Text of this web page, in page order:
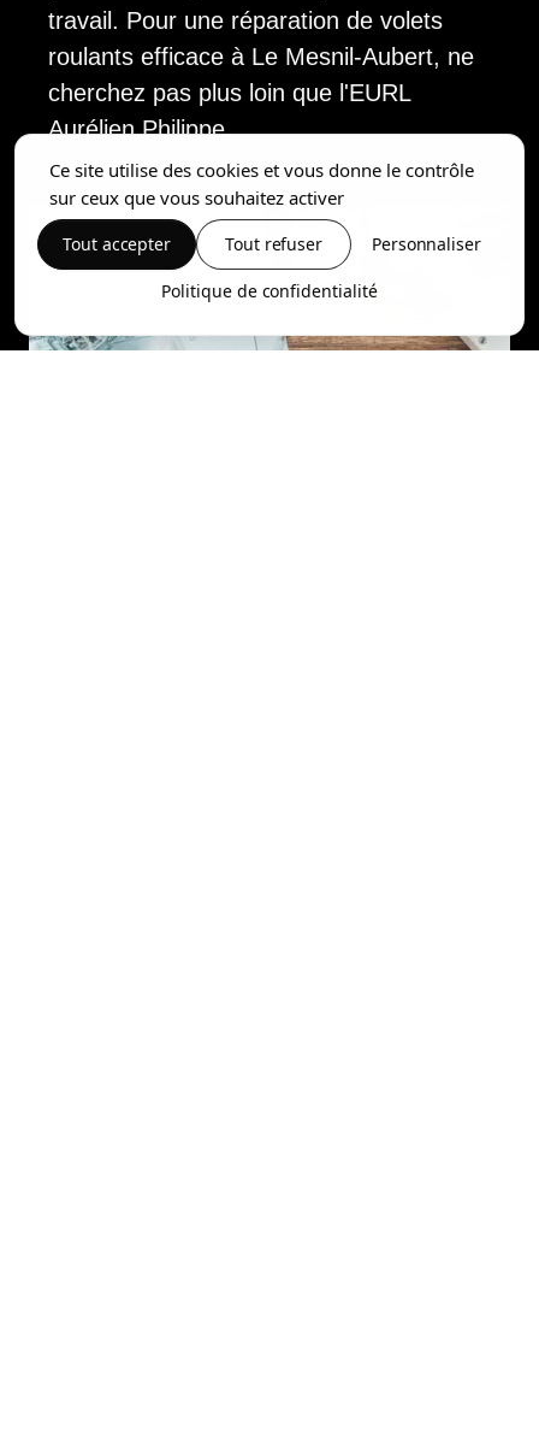
travail. Pour une réparation de volets
roulants efficace à Le Mesnil-Aubert, ne
cherchez pas plus loin que l'EURL
Aurélien Philippe.
Ce site utilise des cookies et vous donne le contrôle
sur ceux que vous souhaitez activer
Tout accepter Tout refuser Personnaliser
Politique de confidentialité